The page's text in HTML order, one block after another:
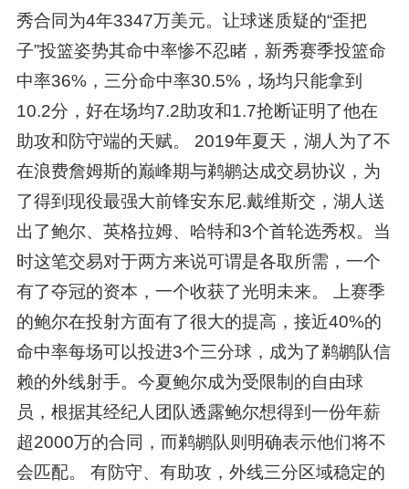
秀合同为4年3347万美元。让球迷质疑的“歪把
子”投篮姿势其命中率惨不忍睹，新秀赛季投篮命
中率36%，三分命中率30.5%，场均只能拿到
10.2分，好在场均7.2助攻和1.7抢断证明了他在
助攻和防守端的天赋。 2019年夏天，湖人为了不
在浪费詹姆斯的巅峰期与鹈鹕达成交易协议，为
了得到现役最强大前锋安东尼.戴维斯交，湖人送
出了鲍尔、英格拉姆、哈特和3个首轮选秀权。当
时这笔交易对于两方来说可谓是各取所需，一个
有了夺冠的资本，一个收获了光明未来。 上赛季
的鲍尔在投射方面有了很大的提高，接近40%的
命中率每场可以投进3个三分球，成为了鹈鹕队信
赖的外线射手。今夏鲍尔成为受限制的自由球
员，根据其经纪人团队透露鲍尔想得到一份年薪
超2000万的合同，而鹈鹕队则明确表示他们将不
会匹配。 有防守、有助攻，外线三分区域稳定的